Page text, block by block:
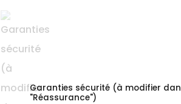
Garanties sécurité (à modifier
"Réassurance")